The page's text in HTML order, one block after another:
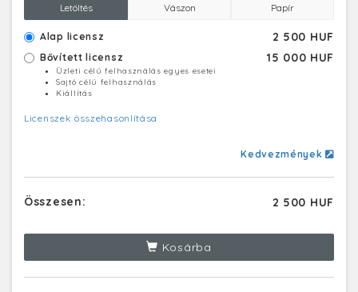
Letöltés Vászon Papír
Alap licensz 2 500 HUF
Bővített licensz 15 000 HUF
Üzleti célú felhasználás egyes esetei
Sajtó célú felhasználás
Kiállítás
Licenszek összehasonlítása
Kedvezmények
Összesen: 2 500 HUF
Kosárba